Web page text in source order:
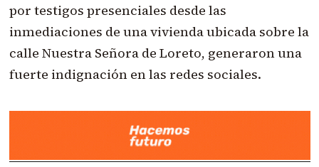
por testigos presenciales desde las
inmediaciones de una vivienda ubicada sobre la
calle Nuestra Señora de Loreto, generaron una
fuerte indignación en las redes sociales.